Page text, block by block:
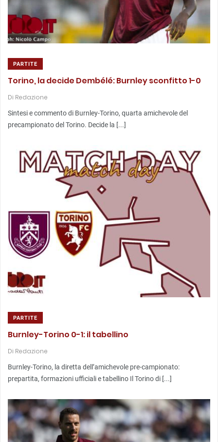
PARTITE
Torino, la decide Dembélé: Burnley sconfitto 1-0
Di Redazione
Sintesi e commento di Burnley-Torino, quarta amichevole del
precampionato del Torino. Decide la [...]
PARTITE
Burnley-Torino 0-1: il tabellino
Di Redazione
Burnley-Torino, la diretta dell’amichevole pre-campionato:
prepartita, formazioni ufficiali e tabellino Il Torino di [...]